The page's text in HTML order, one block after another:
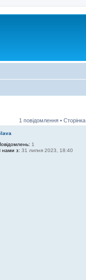
1 повідомлення • Сторінка
1
нами з: 31 липня 2023, 18:40